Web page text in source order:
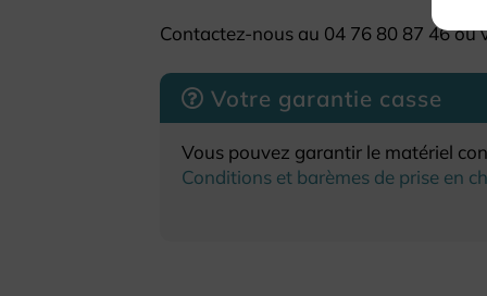
Contactez-nous au 04 76 80 87 46 ou
Votre garantie casse
Vous pouvez garantir le matériel
Conditions et barèmes de prise en